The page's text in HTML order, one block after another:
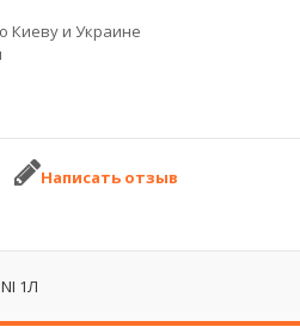
Киеву и Украине
Написать отзыв
1Л